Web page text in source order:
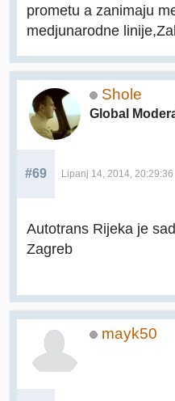
prometu a zanimaju
medjunarodne
Shole
Global
#69 Lipanj 14, 2014, 20:29:36
Autotrans Rijeka je
Zagreb
mayk50